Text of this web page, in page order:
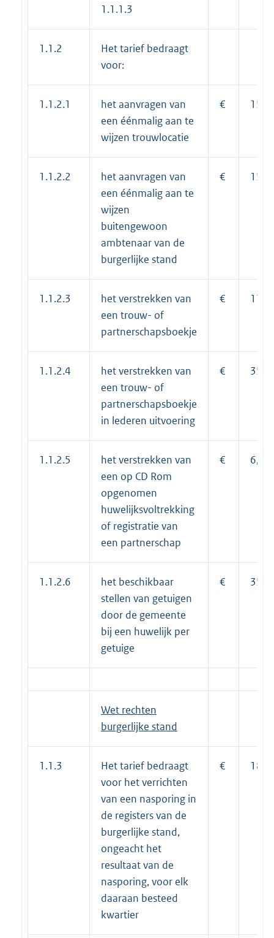
1.1.1.3
1.1.2
Het tarief bedraagt
voor:
1.1.2.1
het aanvragen van
een éénmalig aan te
wijzen trouwlocatie
€
1.1.2.2
het aanvragen van
een éénmalig aan te
wijzen
buitengewoon
ambtenaar van de
burgerlijke stand
€
1.1.2.3
het verstrekken van
een trouw- of
partnerschapsboekje
€
1.1.2.4
het verstrekken van
een trouw- of
partnerschapsboekje
in lederen uitvoering
€
1.1.2.5
het verstrekken van
een op CD Rom
opgenomen
huwelijksvoltrekking
of registratie van
een partnerschap
€ 6,10
1.1.2.6
het beschikbaar
stellen van getuigen
door de gemeente
bij een huwelijk per
getuige
€
Wet rechten
burgerlijke stand
1.1.3
Het tarief bedraagt
voor het verrichten
van een nasporing in
de registers van de
burgerlijke stand,
ongeacht het
resultaat van de
nasporing, voor elk
daaraan besteed
kwartier
€